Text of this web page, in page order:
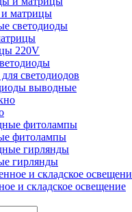
матрицы
светодиоды
220V
светодиодов
выводные
фитолампы
гирлянды
и складское освещение